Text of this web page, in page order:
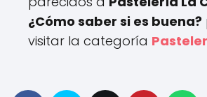
¿Cómo saber si es buena?
visitar la categoría